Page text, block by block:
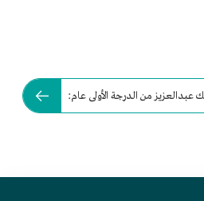
من الدرجة الأولى عام: